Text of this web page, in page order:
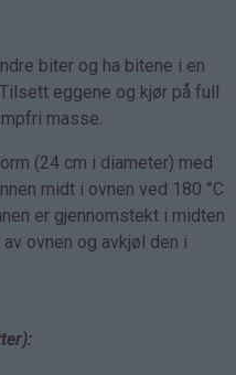
biter og ha bitene i en
eggene og kjør på full
masse.
(24 cm i diameter) med
midt i ovnen ved 180 °C
er gjennomstekt i midten
ovnen og avkjøl den i